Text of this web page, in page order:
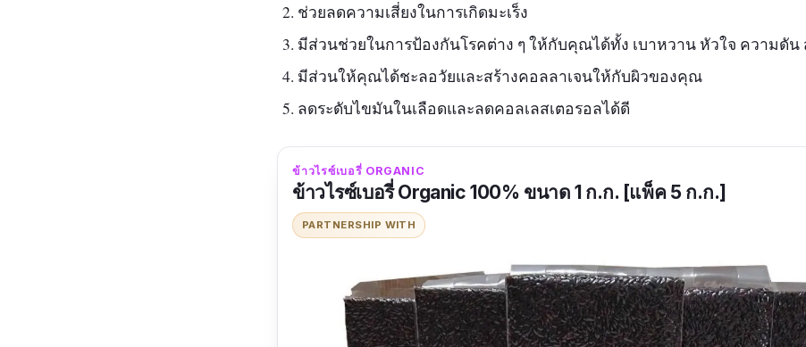
ช่วยลดความเสี่ยงในการเกิดมะเร็ง
มีส่วนช่วยในการป้องกันโรคต่าง ๆ ให้กับคุณได้ทั้ง เบาหวาน หัวใจ ความดัน
มีส่วนให้คุณได้ชะลอวัยและสร้างคอลลาเจนให้กับผิวของคุณ
ลดระดับไขมันในเลือดและลดคอลเลสเตอรอลได้ดี
ข้าวไรซ์เบอรี่ ORGANIC
ข้าวไรซ์เบอรี่ Organic 100% ขนาด 1 ก.ก. [แพ็ค 5 ก.ก.]
PARTNERSHIP WITH